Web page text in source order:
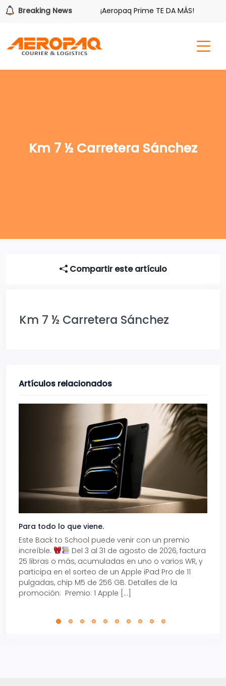
Breaking News
sus beneficios. ¡Aeropaq Prime TE DA MÁS!
Km 7 ½ Carretera Sánchez
Compartir este artículo
Km 7 ½ Carretera Sánchez
Artículos relacionados
Para todo lo que viene.
Este Back to School puede venir con un premio
increíble.
Del 3 al 31 de agosto de 2026, factura
25 libras o más, acumuladas en uno o varios WR, y
participa en el sorteo de un Apple iPad Pro de 11
pulgadas, chip M5 de 256 GB. Detalles de la
promoción: Premio: 1 Apple […]